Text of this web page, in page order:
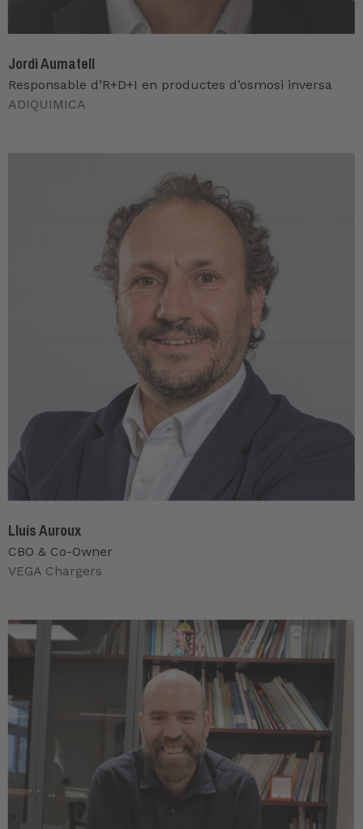
Jordi Aumatell
Responsable d’R+D+I en productes d’osmosi inversa
ADIQUIMICA
Lluís Auroux
CBO & Co-Owner
VEGA Chargers